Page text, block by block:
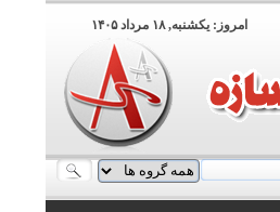
امروز: يکشنبه, ۱۸ مرداد ۱۴۰۵